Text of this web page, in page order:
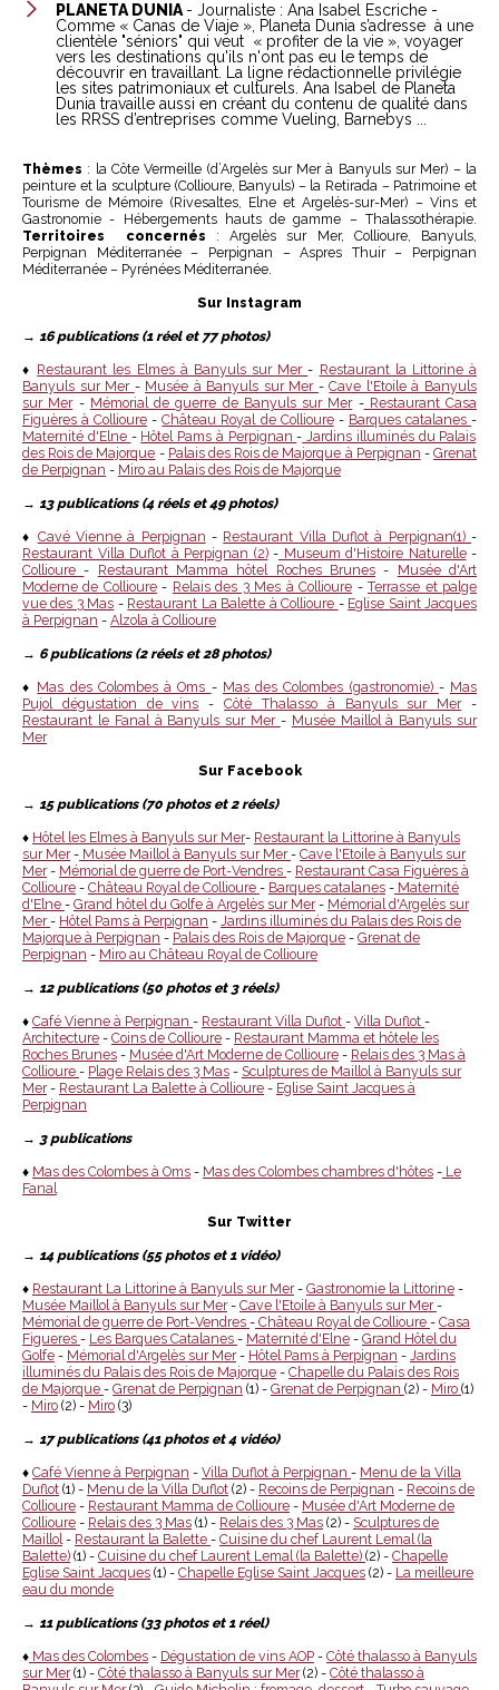
PLANETA DUNIA - Journaliste : Ana Isabel Escriche -
Comme « Canas de Viaje », Planeta Dunia s’adresse à une
clientèle "séniors" qui veut « profiter de la vie », voyager
vers les destinations qu'ils n'ont pas eu le temps de
découvrir en travaillant. La ligne rédactionnelle privilégie
les sites patrimoniaux et culturels. Ana Isabel de Planeta
Dunia travaille aussi en créant du contenu de qualité dans
les RRSS d’entreprises comme Vueling, Barnebys ...
Thèmes : la Côte Vermeille (d’Argelès sur Mer à Banyuls sur Mer) – la
peinture et la sculpture (Collioure, Banyuls) – la Retirada – Patrimoine et
Tourisme de Mémoire (Rivesaltes, Elne et Argelès-sur-Mer) – Vins et
Gastronomie - Hébergements hauts de gamme – Thalassothérapie.
Territoires concernés : Argelès sur Mer, Collioure, Banyuls,
Perpignan Méditerranée – Perpignan – Aspres Thuir – Perpignan
Méditerranée – Pyrénées Méditerranée.
Sur Instagram
→ 16 publications (1 réel et 77 photos)
♦ Restaurant les Elmes à Banyuls sur Mer- Restaurant la Littorine à
Banyuls sur Mer - Musée à Banyuls sur Mer -Cave l'Etoile à Banyuls
sur Mer- Mémorial de guerre de Banyuls sur Mer-Restaurant Casa
Figuères à Collioure -Château Royal de Collioure- Barques catalanes-
Maternité d'Elne - Hôtel Pams à Perpignan- Jardins illuminés du Palais
des Rois de Majorque - Palais des Rois de Majorque à Perpignan -Grenat
de Perpignan - Miro au Palais des Rois de Majorque
→ 13 publications (4 réels et 49 photos)
♦ Cavé Vienne à Perpignan - Restaurant Villa Duflot à Perpignan(1)-
Restaurant Villa Duflot à Perpignan (2)- Museum d'Histoire Naturelle-
Collioure- Restaurant Mamma hôtel Roches Brunes - Musée d'Art
Moderne de Collioure- Relais des 3 Mes à Collioure -Terrasse et palge
vue des 3 Mas - Restaurant La Balette à Collioure - Eglise Saint Jacques
à Perpignan - Alzola à Collioure
→ 6 publications (2 réels et 28 photos)
♦ Mas des Colombes à Oms - Mas des Colombes (gastronomie) - Mas
Pujol dégustation de vins -Côté Thalasso à Banyuls sur Mer-
Restaurant le Fanal à Banyuls sur Mer - Musée Maillol à Banyuls sur
Mer
Sur Facebook
→ 15 publications (70 photos et 2 réels)
♦ Hôtel les Elmes à Banyuls sur Mer- Restaurant la Littorine à Banyuls
sur Mer- Musée Maillol à Banyuls sur Mer- Cave l'Etoile à Banyuls sur
Mer- Mémorial de guerre de Port-Vendres - Restaurant Casa Figuères à
Collioure - Château Royal de Collioure - Barques catalanes - Maternité
d'Elne - Grand hôtel du Golfe à Argelès sur Mer- Mémorial d'Argelès sur
Mer- Hôtel Pams à Perpignan - Jardins illuminés du Palais des Rois de
Majorque à Perpignan - Palais des Rois de Majorque - Grenat de
Perpignan - Miro au Château Royal de Collioure
→ 12 publications (50 photos et 3 réels)
♦ Café Vienne à Perpignan - Restaurant Villa Duflot - Villa Duflot -
Architecture - Coins de Collioure - Restaurant Mamma et hôtele les
Roches Brunes - Musée d'Art Moderne de Collioure - Relais des 3 Mas à
Collioure - Plage Relais des 3 Mas - Sculptures de Maillol à Banyuls sur
Mer- Restaurant La Balette à Collioure - Eglise Saint Jacques à
Perpignan
→ 3 publications
♦ Mas des Colombes à Oms - Mas des Colombes chambres d'hôtes - Le
Fanal
Sur Twitter
→ 14 publications (55 photos et 1 vidéo)
♦ Restaurant La Littorine à Banyuls sur Mer- Gastronomie la Littorine -
Musée Maillol à Banyuls sur Mer- Cave l'Etoile à Banyuls sur Mer-
Mémorial de guerre de Port-Vendres - Château Royal de Collioure - Casa
Figueres - Les Barques Catalanes - Maternité d'Elne - Grand Hôtel du
Golfe - Mémorial d'Argelès sur Mer- Hôtel Pams à Perpignan - Jardins
illuminés du Palais des Rois de Majorque - Chapelle du Palais des Rois
de Majorque - Grenat de Perpignan (1) - Grenat de Perpignan (2) - Miro (1)
- Miro (2) - Miro (3)
→ 17 publications (41 photos et 4 vidéo)
♦ Café Vienne à Perpignan - Villa Duflot à Perpignan - Menu de la Villa
Duflot (1) - Menu de la Villa Duflot (2) - Recoins de Perpignan - Recoins de
Collioure - Restaurant Mamma de Collioure - Musée d'Art Moderne de
Collioure - Relais des 3 Mas (1) - Relais des 3 Mas (2) - Sculptures de
Maillol- Restaurant la Balette - Cuisine du chef Laurent Lemal (la
Balette) (1) - Cuisine du chef Laurent Lemal (la Balette) (2) - Chapelle
Eglise Saint Jacques (1) - Chapelle Eglise Saint Jacques (2) - La meilleure
eau du monde
→ 11 publications (33 photos et 1 réel)
♦ Mas des Colombes - Dégustation de vins AOP - Côté thalasso à Banyuls
sur Mer(1) - Côté thalasso à Banyuls sur Mer(2) - Côté thalasso à